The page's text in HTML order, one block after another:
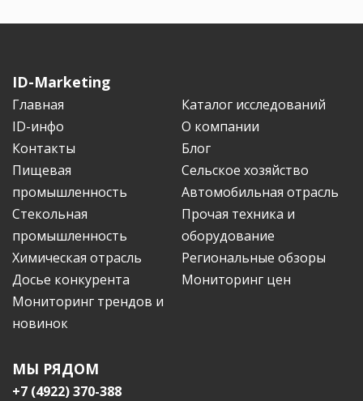
ID-Marketing
Главная
Каталог исследований
ID-инфо
О компании
Контакты
Блог
Пищевая
промышленность
Сельское хозяйство
Автомобильная отрасль
Стекольная
промышленность
Прочая техника и
оборудование
Химическая отрасль
Региональные обзоры
Досье конкурента
Мониторинг цен
Мониторинг трендов и
новинок
МЫ РЯДОМ
+7 (4922) 370-388